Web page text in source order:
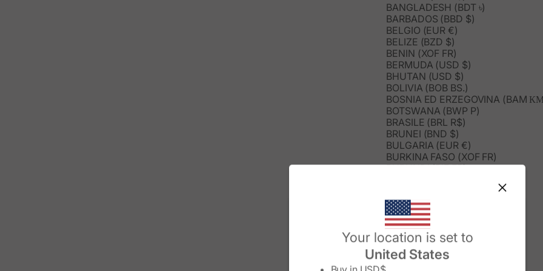
Your location is set to
United States
Change country/region
BANGLADESH (BDT ৳)
BARBADOS (BBD $)
BELGIO (EUR €)
BELIZE (BZD $)
BENIN (XOF FR)
BERMUDA (USD $)
BHUTAN (USD $)
BOLIVIA (BOB BS.)
BOSNIA ED ERZEGOVINA (BAM
BOTSWANA (BWP P)
BRASILE (BRL R$)
BRUNEI (BND $)
BULGARIA (EUR €)
BURKINA FASO (XOF FR)
BURUNDI (BIF FR)
CANADA (CAD $)
CAPO VERDE (CVE $)
CARAIBI OLANDESI (USD $)
CECHIA (EUR €)
CIAD (XAF CFA)
CILE (CLP $)